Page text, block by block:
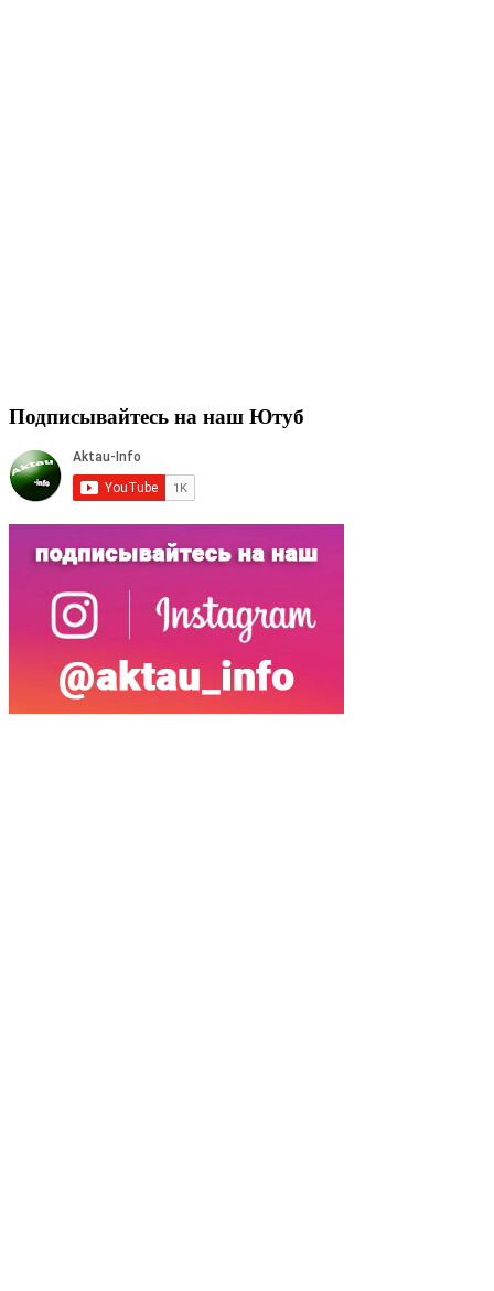
Подписывайтесь на наш Ютуб